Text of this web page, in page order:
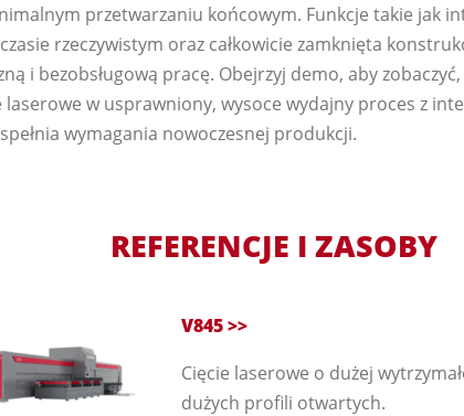
przetwarzaniu końcowym. Funkcje takie jak
rzeczywistym oraz całkowicie zamknięta
i bezobsługową pracę. Obejrzyj demo, aby
laserowe w usprawniony, wysoce wydajny proces z
wymagania nowoczesnej produkcji.
REFERENCJE I ZASOBY
V845 >>
Cięcie laserowe o dużej
dużych profili otwartych.